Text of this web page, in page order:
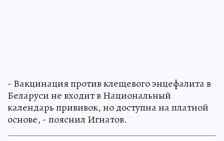
- Вакцинация против клещевого энцефалита в
Беларуси не входит в Национальный
календарь прививок, но доступна на платной
основе, - пояснил Игнатов.